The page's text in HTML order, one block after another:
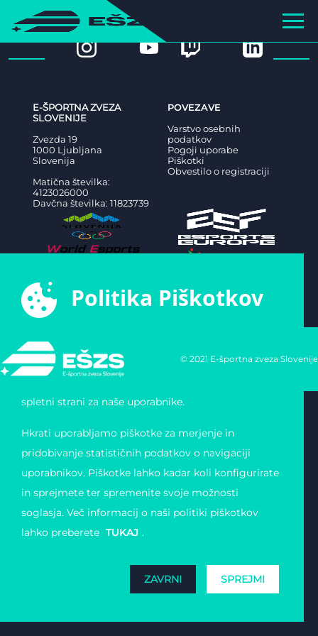
E-ŠPORTNA ZVEZA
SLOVENIJE
Zvezda 19
1000 Ljubljana
Slovenija
Matična številka:
4123026000
Davčna številka: 11823739
POVEZAVE
Varstvo osebnih
podatkov
Pogoji uporabe
Piškotki
Obvestilo o registraciji
© 2021 E-športna zveza Slovenije
Politika Piškotkov
Uporabljamo lastne piškotke in tudi piškotke tretjih
oseb, za posamezne in ponavljajoče se seje, da bi
spletni strani za naše uporabnike.
Hkrati uporabljamo piškotke za merjenje in
pridobivanje statističnih podatkov o navigaciji
uporabnikov. Piškotke lahko kadar koli konfigurirate
in sprejmete ter spremenite svoje možnosti
soglasja. Več informacij o naši politiki piškotkov
lahko preberete TUKAJ .
ZAVRNI SPREJMI